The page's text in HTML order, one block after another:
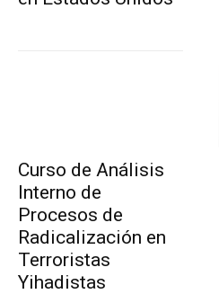
Curso de Análisis
Interno de
Procesos de
Radicalización en
Terroristas
Yihadistas